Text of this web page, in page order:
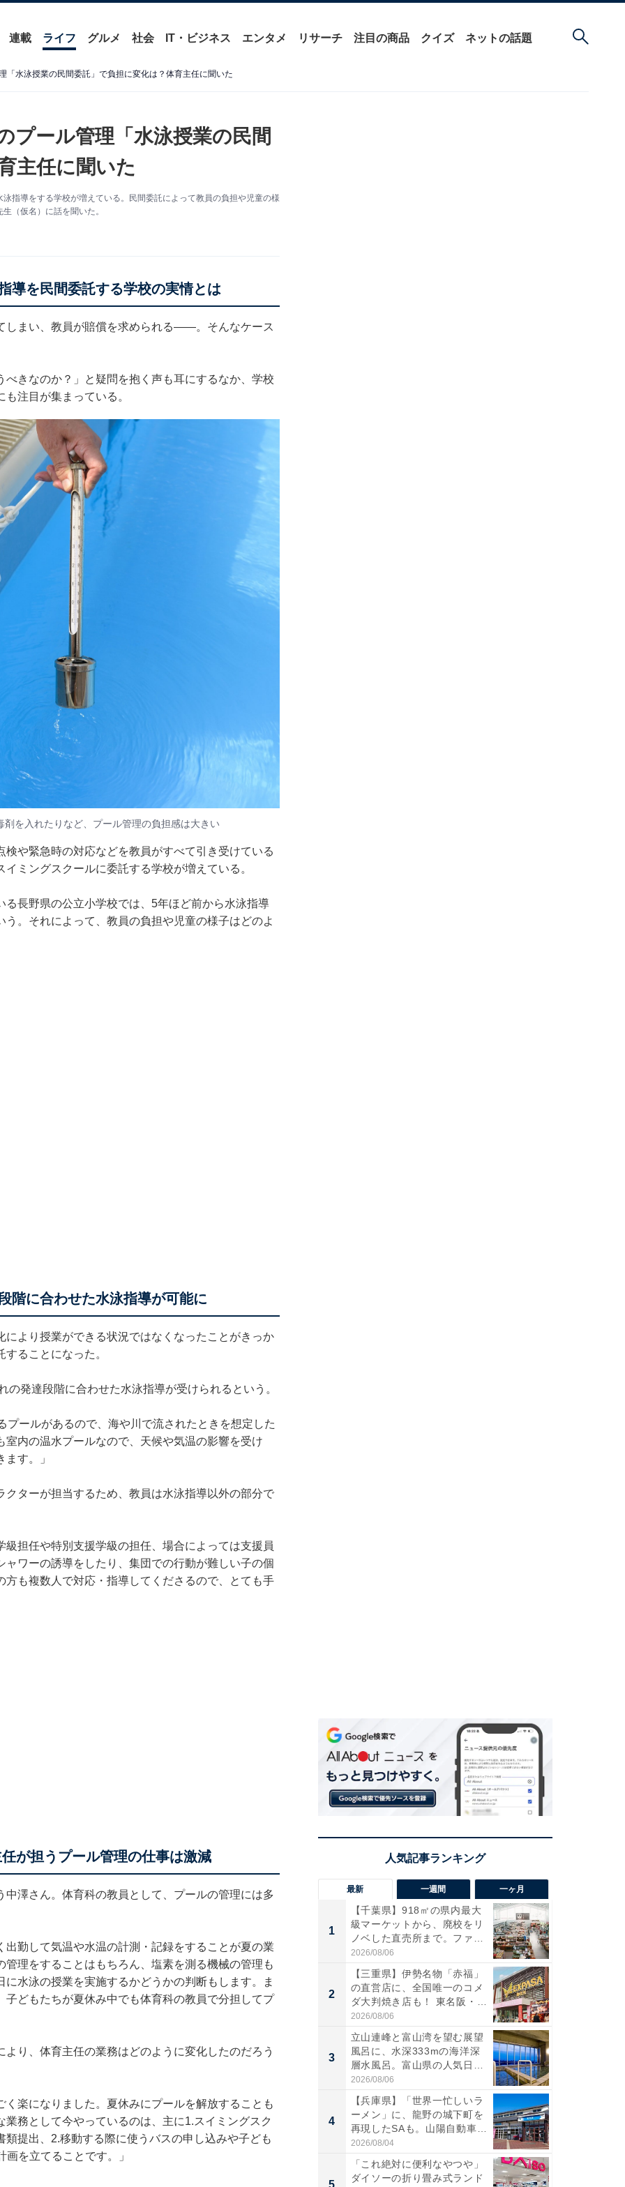
連載 ライフ グルメ 社会 IT・ビジネス エンタメ リサーチ 注目の商品 クイズ ネットの話題
水泳授業の民間委託」で負担に変化は？体育主任に聞いた
プール管理「水泳授業の民間
主任に聞いた
指導をする学校が増えている。民間委託によって教員の負担や児童の様
（仮名）に話を聞いた。
導を民間委託する学校の実情とは
しまい、教員が賠償を求められる――。そんなケース
べきなのか？」と疑問を抱く声も耳にするなか、学校
注目が集まっている。
を入れたりなど、プール管理の負担感は大きい
や緊急時の対応などを教員がすべて引き受けている
ミングスクールに委託する学校が増えている。
長野県の公立小学校では、5年ほど前から水泳指導
。それによって、教員の負担や児童の様子はどのよ
階に合わせた水泳指導が可能に
より授業ができる状況ではなくなったことがきっか
ることになった。
発達段階に合わせた水泳指導が受けられるという。
プールがあるので、海や川で流されたときを想定した
内の温水プールなので、天候や気温の影響を受け
す。」
ターが担当するため、教員は水泳指導以外の部分で
級担任や特別支援学級の担任、場合によっては支援員
ワーの誘導をしたり、集団での行動が難しい子の個
も複数人で対応・指導してくださるので、とても手
が担うプール管理の仕事は激減
澤さん。体育科の教員として、プールの管理には多
出勤して気温や水温の計測・記録をすることが夏の業
理をすることはもちろん、塩素を測る機械の管理も
水泳の授業を実施するかどうかの判断もします。ま
どもたちが夏休み中でも体育科の教員で分担してプ
り、体育主任の業務はどのように変化したのだろう
く楽になりました。夏休みにプールを解放することも
務として今やっているのは、主に1.スイミングスク
提出、2.移動する際に使うバスの申し込みや子ども
を立てることです。」
最新 一週間 一ヶ月
1
【千葉県】918㎡の県内最大
級マーケットから、廃校をリ
ノベした直売所まで。ファ
ー...
2026/08/06
2
【三重県】伊勢名物「赤福」
の直営店に、全国唯一のコメ
ダ大判焼き店も！ 東名阪・
伊...
2026/08/06
3
立山連峰と富山湾を望む展望
風呂に、水深333mの海洋深
層水風呂。富山県の人気日
帰...
2026/08/06
4
【兵庫県】「世界一忙しいラ
ーメン」に、龍野の城下町を
再現したSAも。山陽自動車
道...
2026/08/04
「これ絶対に便利なやつや」
ダイソーの折り畳み式ランド